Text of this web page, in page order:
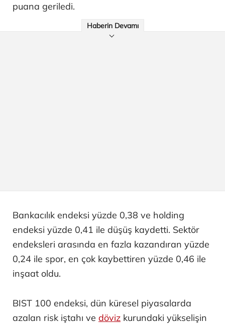
puana geriledi.
Haberin Devamı
Bankacılık endeksi yüzde 0,38 ve holding
endeksi yüzde 0,41 ile düşüş kaydetti. Sektör
endeksleri arasında en fazla kazandıran yüzde
0,24 ile spor, en çok kaybettiren yüzde 0,46 ile
inşaat oldu.
BIST 100 endeksi, dün küresel piyasalarda
azalan risk iştahı ve döviz kurundaki yükselişin